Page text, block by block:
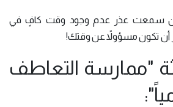
فإن سمعت عذر عدم وجود وقت كافٍ في
أن تكون مسؤولاً عن وقتك!
"ممارسة التعاطف